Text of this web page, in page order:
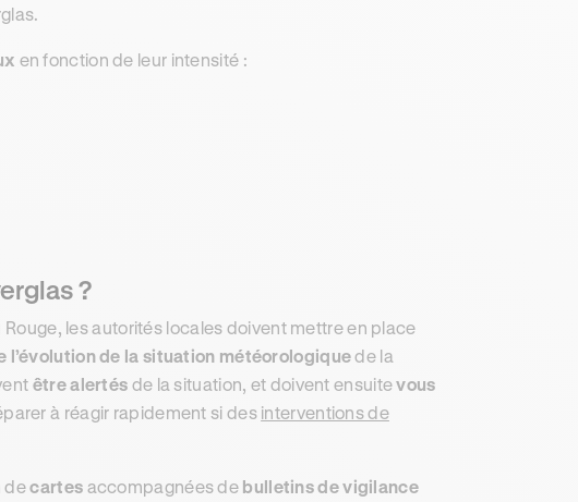
en fonction de leur intensité :
?
les autorités locales doivent mettre en place
l’évolution de la situation météorologiquede la
être alertés de la situation, et doivent ensuitevous
à réagir rapidement si des interventions de
decartes accompagnées de bulletins de vigilance